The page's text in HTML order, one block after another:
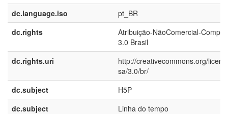
dc.language.iso
pt_BR
dc.rights
Atribuição-NãoComercial-
3.0 Brasil
dc.rights.uri
http://creativecommons.org/
sa/3.0/br/
dc.subject
H5P
dc.subject
Linha do tempo